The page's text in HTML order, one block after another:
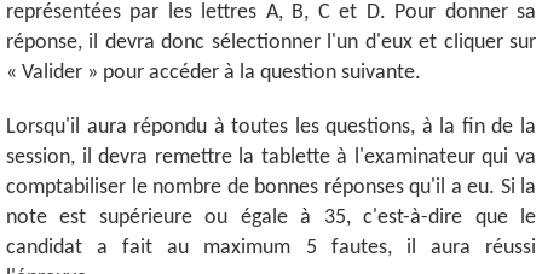
représentées par les lettres A, B, C et D. Pour donner sa
réponse, il devra donc sélectionner l'un d'eux et cliquer sur
« Valider » pour accéder à la question suivante.
Lorsqu'il aura répondu à toutes les questions, à la fin de la
session, il devra remettre la tablette à l'examinateur qui va
comptabiliser le nombre de bonnes réponses qu'il a eu. Si la
note est supérieure ou égale à 35, c'est-à-dire que le
candidat a fait au maximum 5 fautes, il aura réussi